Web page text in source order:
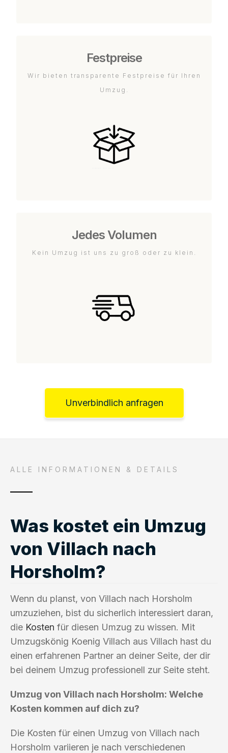
Festpreise
Wir bieten transparente Festpreise für Ihren
Umzug.
Jedes Volumen
Kein Umzug ist uns zu groß oder zu klein.
Unverbindlich anfragen
ALLE INFORMATIONEN & DETAILS
Was kostet ein Umzug
von Villach nach
Horsholm?
Wenn du planst, von Villach nach Horsholm
umzuziehen, bist du sicherlich interessiert daran,
die Kosten für diesen Umzug zu wissen. Mit
Umzugskönig Koenig Villach aus Villach hast du
einen erfahrenen Partner an deiner Seite, der dir
bei deinem Umzug professionell zur Seite steht.
Umzug von Villach nach Horsholm: Welche
Kosten kommen auf dich zu?
Die Kosten für einen Umzug von Villach nach
Horsholm variieren je nach verschiedenen